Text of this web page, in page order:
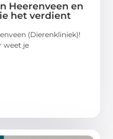
Heerenveen en
het verdient
(Dierenkliniek)!
weet je